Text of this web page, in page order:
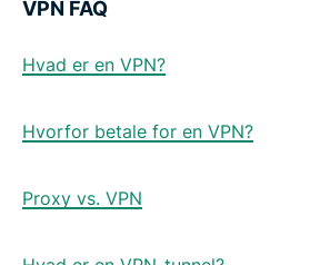
VPN FAQ
Hvad er en VPN?
Hvorfor betale for en VPN?
Proxy vs. VPN